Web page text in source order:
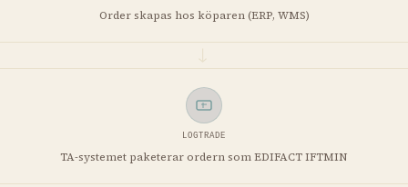
Order skapas hos köparen (ERP, WMS)
→
LOGTRADE
TA-systemet paketerar ordern som EDIFACT IFTMIN